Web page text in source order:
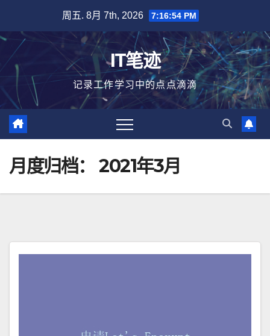
内
容
周五. 8月 7th, 2026 7:16:54 PM
IT笔迹
记录工作学习中的点点滴滴
月度归档： 2021年3月